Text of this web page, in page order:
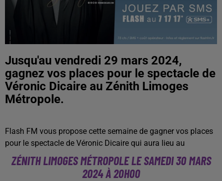
Jusqu'au vendredi 29 mars 2024,
gagnez vos places pour le spectacle de
Véronic Dicaire au Zénith Limoges
Métropole.
Flash FM vous propose cette semaine de gagner vos places
pour le spectacle de Véronic Dicaire qui aura lieu au
ZÉNITH LIMOGES MÉTROPOLE LE SAMEDI 30 MARS
2024 À 20H00